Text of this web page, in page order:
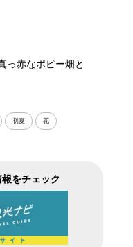
っ赤なポピー畑と
初夏 花
をチェック